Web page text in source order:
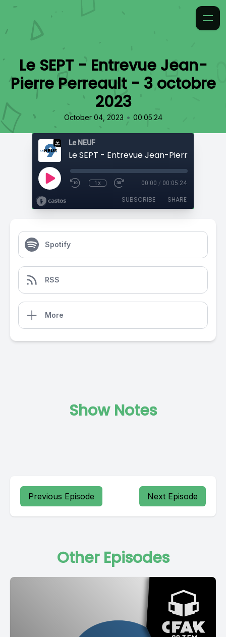
Le SEPT - Entrevue Jean-
Pierre Perreault - 3 octobre
2023
October 04, 2023 • 00:05:24
Le NEUF
1x 00:00 / 00:05:24
SUBSCRIBE SHARE
Spotify
RSS
More
Show Notes
Previous Episode Next Episode
Other Episodes